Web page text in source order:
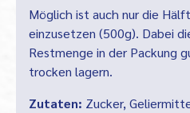
Möglich ist auch nur die
einzusetzen (500g). Dabei
Restmenge in der Packung
trocken lagern.
Zutaten: Zucker,